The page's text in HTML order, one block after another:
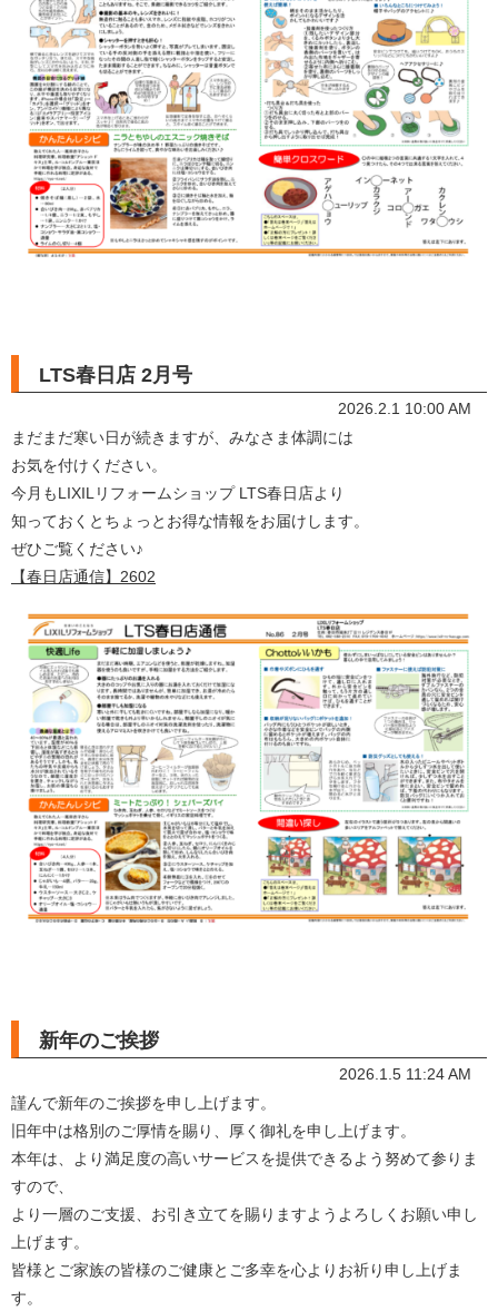
LTS春日店 2月号
2026.2.1 10:00 AM
まだまだ寒い日が続きますが、みなさま体調には
お気を付けください。
今月もLIXILリフォームショップ LTS春日店より
知っておくとちょっとお得な情報をお届けします。
ぜひご覧ください♪
【春日店通信】2602
新年のご挨拶
2026.1.5 11:24 AM
謹んで新年のご挨拶を申し上げます。
旧年中は格別のご厚情を賜り、厚く御礼を申し上げます。
本年は、より満足度の高いサービスを提供できるよう努めて参りま
すので、
より一層のご支援、お引き立てを賜りますようよろしくお願い申し
上げます。
皆様とご家族の皆様のご健康とご多幸を心よりお祈り申し上げま
す。